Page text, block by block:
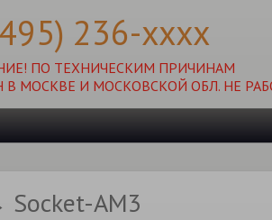
236-xxxx
ПО ТЕХНИЧЕСКИМ ПРИЧИНАМ
В МОСКВЕ И МОСКОВСКОЙ ОБЛ. НЕ
AM3